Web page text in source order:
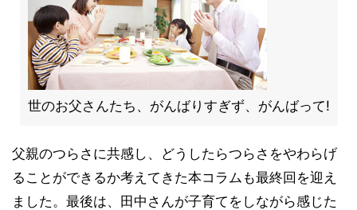
世のお父さんたち、がんばりすぎず、がんばって!
父親のつらさに共感し、どうしたらつらさをやわらげ
ることができるか考えてきた本コラムも最終回を迎え
ました。最後は、田中さんが子育てをしながら感じた